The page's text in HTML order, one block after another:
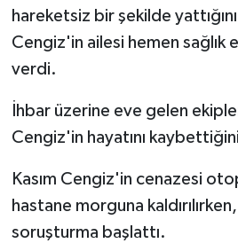
hareketsiz bir şekilde
Cengiz'in ailesi hemen sağlık
verdi.
İhbar üzerine eve gelen
Cengiz'in hayatını
Kasım Cengiz'in cenazesi
hastane morguna
soruşturma başlattı.